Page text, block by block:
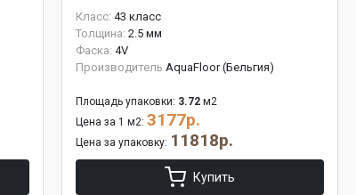
Класс: 43 класс
Толщина: 2.5 мм
Фаска: 4V
Производитель AquaFloor (Бельгия)
Площадь упаковки: 3.72 м2
Цена за 1 м2: 3177р.
Цена за упаковку: 11818р.
Купить